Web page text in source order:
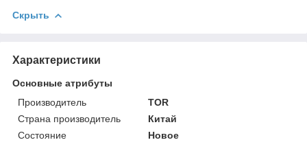
Скрыть
Характеристики
Основные атрибуты
Производитель
TOR
Страна производитель
Китай
Состояние
Новое